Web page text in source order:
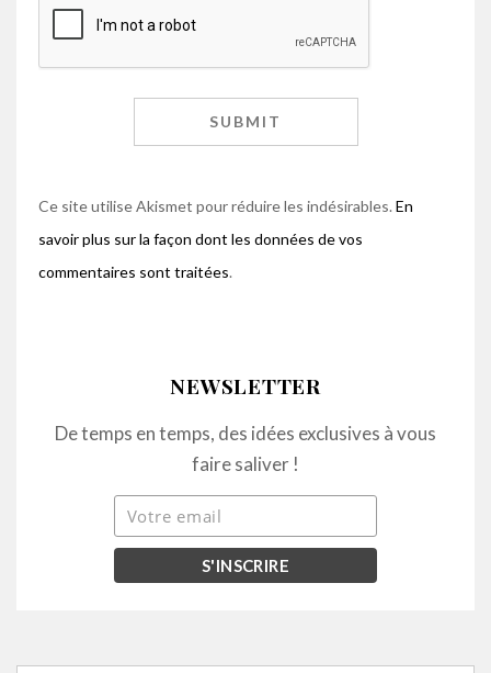
Ce site utilise Akismet pour réduire les indésirables.En
savoir plus sur la façon dont les données de vos
commentaires sont traitées.
NEWSLETTER
De temps en temps, des idées exclusives à vous
faire saliver !